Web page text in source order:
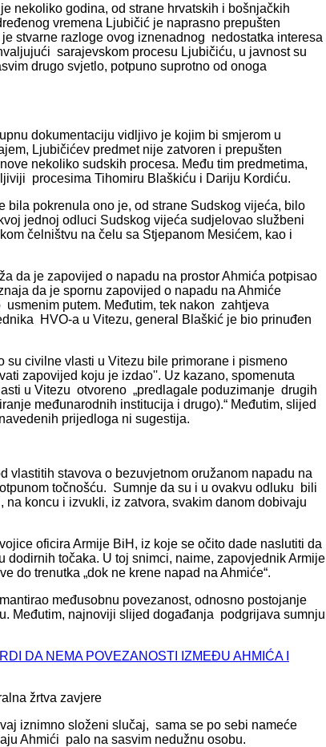
nekoliko godina, od strane hrvatskih i bošnjačkih
vremena Ljubičić je naprasno prepušten
stvarne razloge ovog iznenadnog nedostatka interesa
sarajevskom procesu Ljubičiću, u javnost su
drugo svjetlo, potpuno suprotno od onoga
dokumentaciju vidljivo je kojim bi smjerom u
Ljubičićev predmet nije zatvoren i prepušten
nekoliko sudskih procesa. Među tim predmetima,
procesima Tihomiru Blaškiću i Dariju Kordiću.
bila pokrenula ono je, od strane Sudskog vijeća, bilo
jednoj odluci Sudskog vijeća sudjelovao službeni
čelništvu na čelu sa Stjepanom Mesićem, kao i
da je zapovijed o napadu na prostor Ahmića potpisao
da je spornu zapovijed o napadu na Ahmiće
putem. Međutim, tek nakon zahtjeva
HVO-a u Vitezu, general Blaškić je bio prinuđen
su civilne vlasti u Vitezu bile primorane i pismeno
zapovijed koju je izdao''. Uz kazano, spomenuta
u Vitezu otvoreno „predlagale poduzimanje drugih
međunarodnih institucija i drugo).“ Međutim, slijed
prijedloga ni sugestija.
vlastitih stavova o bezuvjetnom oružanom napadu na
točnošću. Sumnje da su i u ovakvu odluku bili
koncu i izvukli, iz zatvora, svakim danom dobivaju
oficira Armije BiH, iz koje se očito dade naslutiti da
točaka. U toj snimci, naime, zapovjednik Armije
do trenutka „dok ne krene napad na Ahmiće“.
međusobnu povezanost, odnosno postojanje
Međutim, najnoviji slijed događanja podgrijava sumnju
DA NEMA POVEZANOSTI IZMEĐU AHMIĆA I
žrtva zavjere
iznimno složeni slučaj, sama se po sebi nameće
Ahmići palo na sasvim nedužnu osobu.